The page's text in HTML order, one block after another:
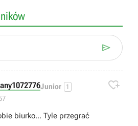

Junior 1 
biurko... Tyle przegrać